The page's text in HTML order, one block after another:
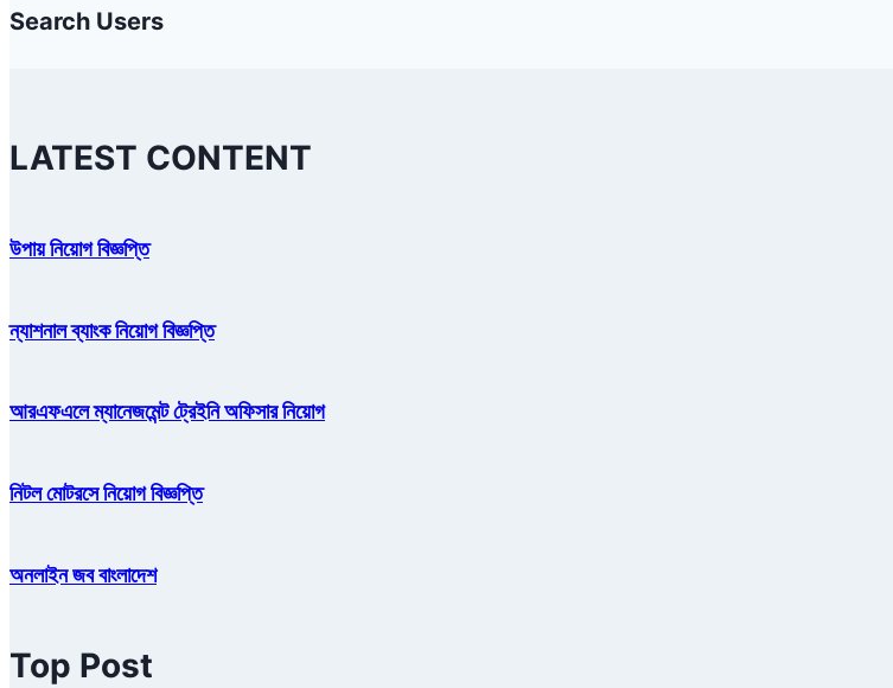
Search Users
LATEST CONTENT
উপায় নিয়োগ বিজ্ঞপ্তি
ন্যাশনাল ব্যাংক নিয়োগ বিজ্ঞপ্তি
আরএফএলে ম্যানেজমেন্ট ট্রেইনি অফিসার নিয়োগ
নিটল মোটরসে নিয়োগ বিজ্ঞপ্তি
অনলাইন জব বাংলাদেশ
Top Post